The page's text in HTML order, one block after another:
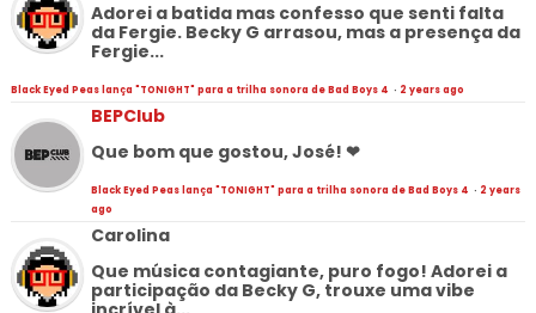
Adorei a batida mas confesso que senti falta
da Fergie. Becky G arrasou, mas a presença da
Fergie...
Black Eyed Peas lança "TONIGHT" para a trilha sonora de Bad Boys 4 · 2 years ago
BEPClub
Que bom que gostou, José! ❤
Black Eyed Peas lança "TONIGHT" para a trilha sonora de Bad Boys 4 · 2 years
ago
Carolina
Que música contagiante, puro fogo! Adorei a
participação da Becky G, trouxe uma vibe